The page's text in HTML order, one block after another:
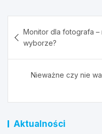
wpisu
Monitor dla fotografa
wyborze?
Nieważne czy nie
Aktualności